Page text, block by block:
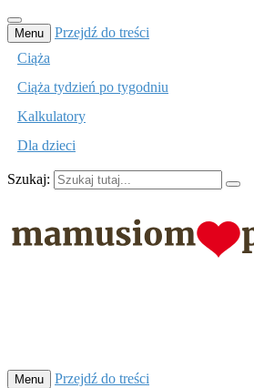
Menu
Przejdź do treści
Ciąża
Ciąża tydzień po tygodniu
Kalkulatory
Dla dzieci
Szukaj:
Menu
Przejdź do treści